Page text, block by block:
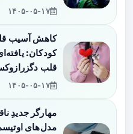
۱۴۰۵-۰۵-۱۷
کاهش آسیب
کودکان:
قلب دگزرازوکسین پس از
۱۴۰۵-۰۵-۱۷
مدل‌های